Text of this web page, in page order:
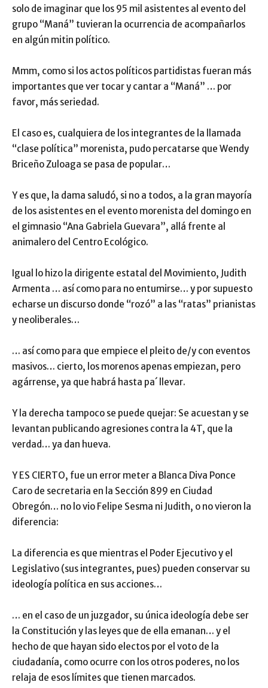
solo de imaginar que los 95 mil asistentes al evento del
grupo “Maná” tuvieran la ocurrencia de acompañarlos
en algún mitin político.
Mmm, como si los actos políticos partidistas fueran más
importantes que ver tocar y cantar a “Maná” … por
favor, más seriedad.
El caso es, cualquiera de los integrantes de la llamada
“clase política” morenista, pudo percatarse que Wendy
Briceño Zuloaga se pasa de popular…
Y es que, la dama saludó, si no a todos, a la gran mayoría
de los asistentes en el evento morenista del domingo en
el gimnasio “Ana Gabriela Guevara”, allá frente al
animalero del Centro Ecológico.
Igual lo hizo la dirigente estatal del Movimiento, Judith
Armenta … así como para no entumirse… y por supuesto
echarse un discurso donde “rozó” a las “ratas” prianistas
y neoliberales…
… así como para que empiece el pleito de/y con eventos
masivos… cierto, los morenos apenas empiezan, pero
agárrense, ya que habrá hasta pa´ llevar.
Y la derecha tampoco se puede quejar: Se acuestan y se
levantan publicando agresiones contra la 4T, que la
verdad… ya dan hueva.
Y ES CIERTO, fue un error meter a Blanca Diva Ponce
Caro de secretaria en la Sección 899 en Ciudad
Obregón… no lo vio Felipe Sesma ni Judith, o no vieron la
diferencia:
La diferencia es que mientras el Poder Ejecutivo y el
Legislativo (sus integrantes, pues) pueden conservar su
ideología política en sus acciones…
… en el caso de un juzgador, su única ideología debe ser
la Constitución y las leyes que de ella emanan… y el
hecho de que hayan sido electos por el voto de la
ciudadanía, como ocurre con los otros poderes, no los
relaja de esos límites que tienen marcados.